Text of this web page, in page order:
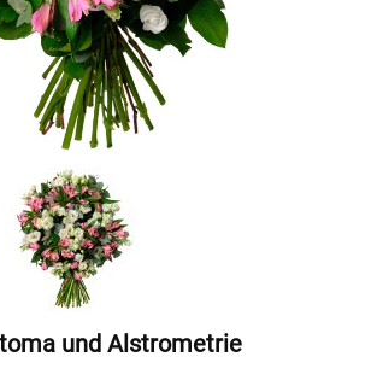
und Alstrometrie